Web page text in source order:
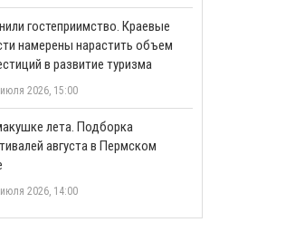
гостеприимство. Краевые
намерены нарастить объем
в развитие туризма
2026, 15:00
лета. Подборка
августа в Пермском
2026, 14:00